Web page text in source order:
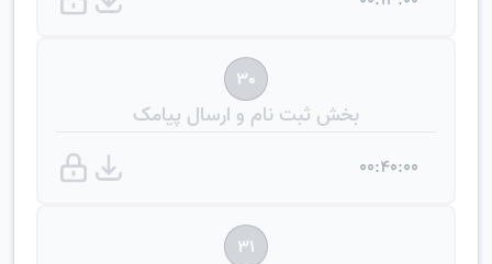
30
بخش ثبت نام و ارسال پیامک
00:40:00
31